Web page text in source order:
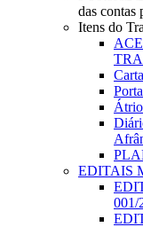
das contas
Itens do
EDITAIS
001/